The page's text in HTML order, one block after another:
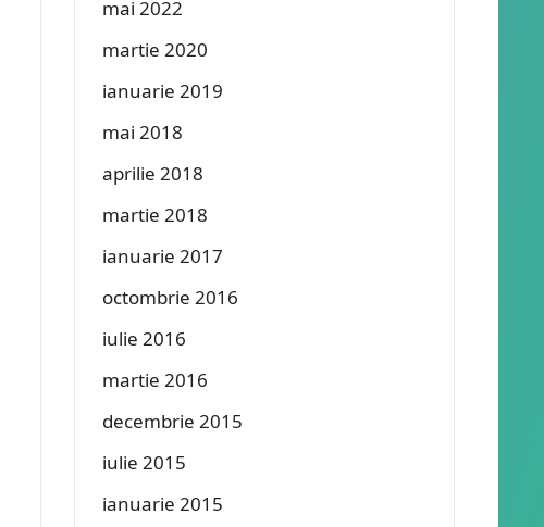
mai 2022
martie 2020
ianuarie 2019
mai 2018
aprilie 2018
martie 2018
ianuarie 2017
octombrie 2016
iulie 2016
martie 2016
decembrie 2015
iulie 2015
ianuarie 2015